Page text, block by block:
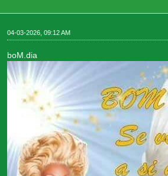
04-03-2026, 09:12 AM
boM.dia